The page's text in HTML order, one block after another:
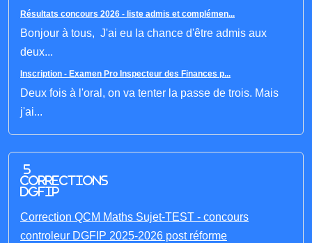
Résultats concours 2026 - liste admis et complémen...
Bonjour à tous, J'ai eu la chance d'être admis aux
deux...
Inscription - Examen Pro Inspecteur des Finances p...
Deux fois à l'oral, on va tenter la passe de trois. Mais
j'ai...
5
corrections
DGFIP
Correction QCM Maths Sujet-TEST - concours
controleur DGFIP 2025-2026 post réforme